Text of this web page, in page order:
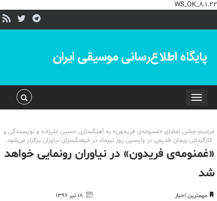
WS_OK_8.1.22
پایگاه اطلاع‌رسانی موسیقی ایران
Toggle
navigation
مراسم جشن امضای «غمنومه‌ی فریدون» به آهنگسازی حسین علیزاده و نویسندگی و
کارگردانی پیمان قدیمی در واپسین روز تیرماه در فرهنگسرای نیاوران برگزار می‌شود.
«غمنومه‌ی فریدون» در نیاوران رونمایى خواهد
شد
مهمترین اخبار ۱۸ تیر ۱۳۹۶